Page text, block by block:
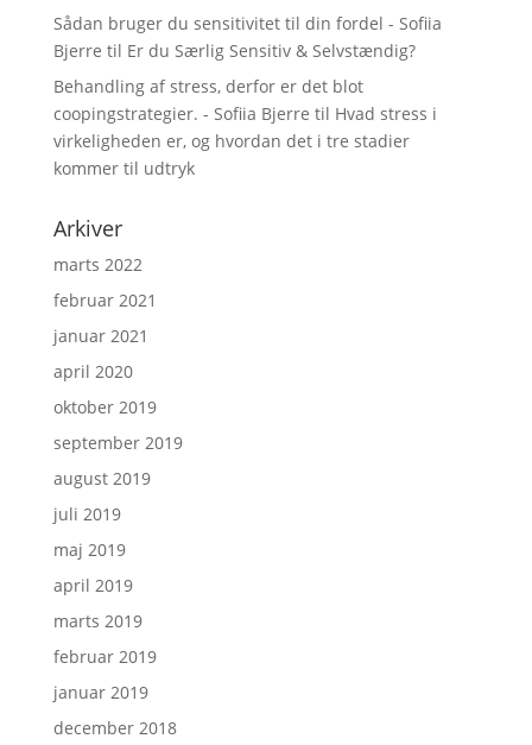
Sådan bruger du sensitivitet til din fordel - Sofiia
Bjerre til Er du Særlig Sensitiv & Selvstændig?
Behandling af stress, derfor er det blot
coopingstrategier. - Sofiia Bjerre til Hvad stress i
virkeligheden er, og hvordan det i tre stadier
kommer til udtryk
Arkiver
marts 2022
februar 2021
januar 2021
april 2020
oktober 2019
september 2019
august 2019
juli 2019
maj 2019
april 2019
marts 2019
februar 2019
januar 2019
december 2018